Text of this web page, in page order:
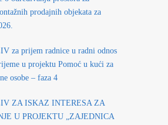
prodajnih objekata za
za prijem radnice u radni odnos
u projektu Pomoć u kući za
osobe – faza 4
ZA ISKAZ INTERESA ZA
U PROJEKTU „ZAJEDNICA